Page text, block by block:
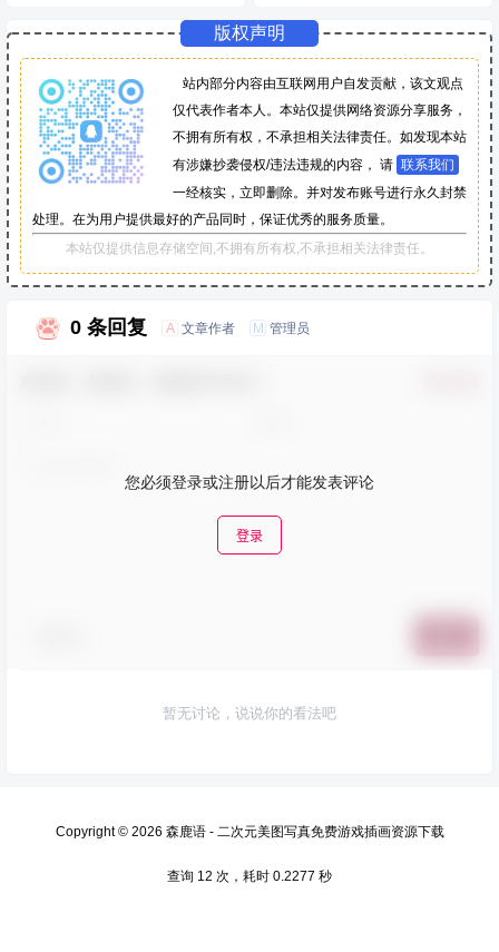
版权声明
站内部分内容由互联网用户自发贡献，该文观点
仅代表作者本人。本站仅提供网络资源分享服务，
不拥有所有权，不承担相关法律责任。如发现本站
有涉嫌抄袭侵权/违法违规的内容， 请 联系我们
一经核实，立即删除。并对发布账号进行永久封禁
处理。在为用户提供最好的产品同时，保证优秀的服务质量。
本站仅提供信息存储空间,不拥有所有权,不承担相关法律责任。
0 条回复 A 文章作者 M 管理员
您必须登录或注册以后才能发表评论
登录
暂无讨论，说说你的看法吧
Copyright © 2026 森鹿语 - 二次元美图写真免费游戏插画资源下载
查询 12 次，耗时 0.2277 秒